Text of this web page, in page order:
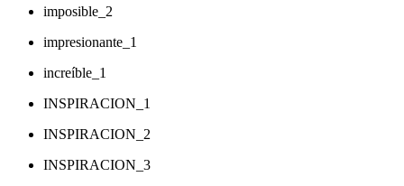
imposible_2
impresionante_1
increíble_1
INSPIRACION_1
INSPIRACION_2
INSPIRACION_3